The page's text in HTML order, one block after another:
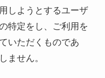
しようとするユーザ
特定をし、ご利用を
いただくものであ
ません。